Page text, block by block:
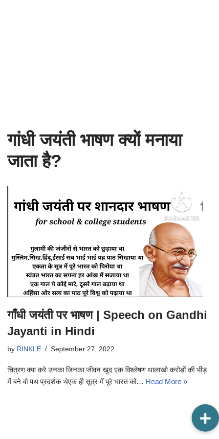
गांधी जयंती भाषण क्यों मनाया
जाता है?
गाँधी जयंती पर भाषण | Speech on Gandhi
Jayanti in Hindi
by RINKLE September 27, 2022
चित्रण क्या करे उनका जिनका जीवन खुद एक विश्लेषण थालाखो करोड़ों की भीड़
में बने वो पथ प्रदर्शक थेएक ही सूत्र में पूरे भारत को… Read More »